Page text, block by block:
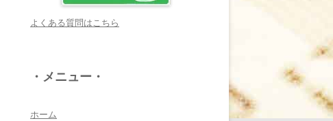
電子オルガンプレーヤ
ともっともっと音楽大好
詳しく見る・・・
よくある質問はこちら
・メニュー・
ホーム